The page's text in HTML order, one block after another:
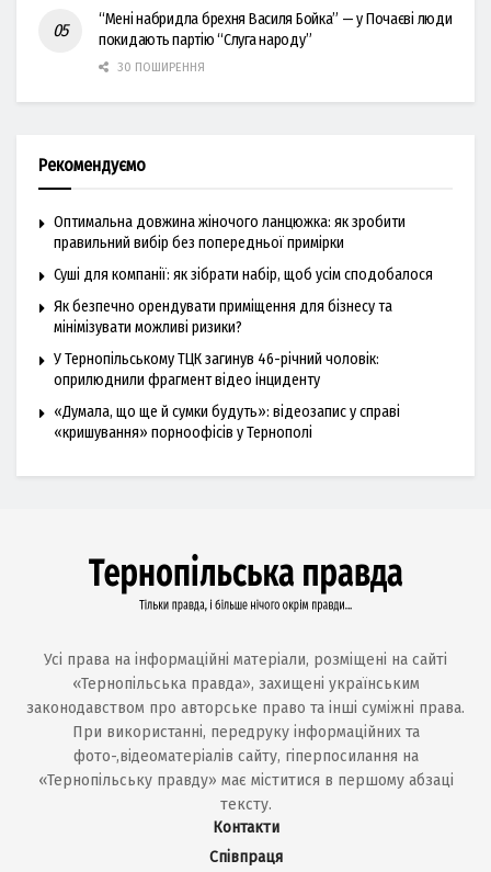
“Мені набридла брехня Василя Бойка” — у Почаєві люди
покидають партію “Слуга народу”
30 ПОШИРЕННЯ
Рекомендуємо
Оптимальна довжина жіночого ланцюжка: як зробити
правильний вибір без попередньої примірки
Суші для компанії: як зібрати набір, щоб усім сподобалося
Як безпечно орендувати приміщення для бізнесу та
мінімізувати можливі ризики?
У Тернопільському ТЦК загинув 46-річний чоловік:
оприлюднили фрагмент відео інциденту
«Думала, що ще й сумки будуть»: відеозапис у справі
«кришування» порноофісів у Тернополі
Усі права на інформаційні матеріали, розміщені на сайті
«Тернопільська правда», захищені українським
законодавством про авторське право та інші суміжні права.
При використанні, передруку інформаційних та
фото-,відеоматеріалів сайту, гіперпосилання на
«Тернопільську правду» має міститися в першому абзаці
тексту.
Контакти
Співпраця